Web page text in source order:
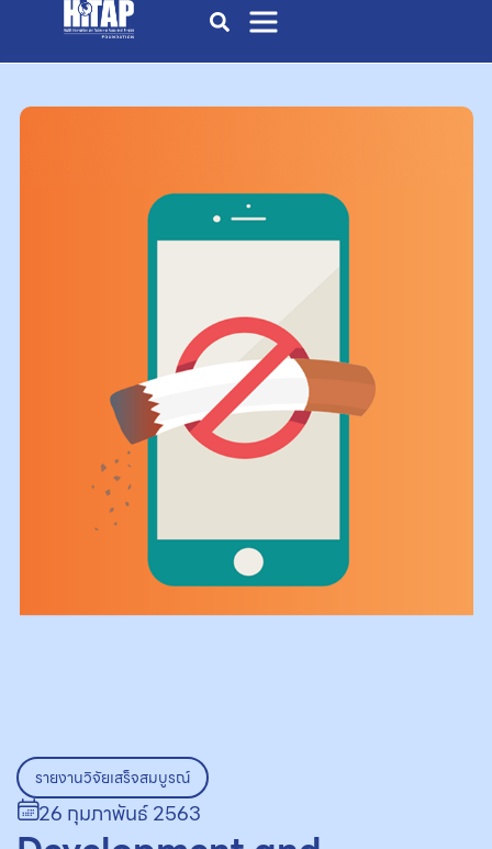
รายงานวิจัยเสร็จสมบูรณ์
26 กุมภาพันธ์ 2563